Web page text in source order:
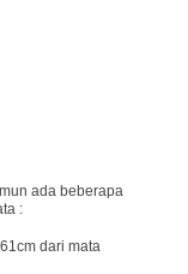
ada beberapa
:
dari mata